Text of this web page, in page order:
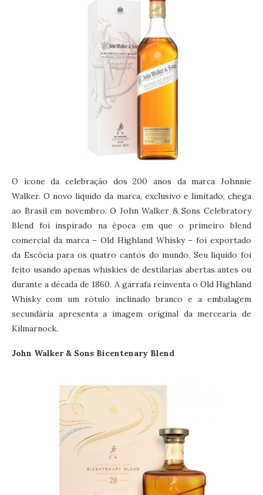
O ícone da celebração dos 200 anos da marca Johnnie
Walker. O novo líquido da marca, exclusivo e limitado, chega
ao Brasil em novembro. O John Walker & Sons Celebratory
Blend foi inspirado na época em que o primeiro blend
comercial da marca – Old Highland Whisky – foi exportado
da Escócia para os quatro cantos do mundo. Seu líquido foi
feito usando apenas whiskies de destilarias abertas antes ou
durante a década de 1860. A garrafa reinventa o Old Highland
Whisky com um rótulo inclinado branco e a embalagem
secundária apresenta a imagem original da mercearia de
Kilmarnock.
John Walker & Sons Bicentenary Blend